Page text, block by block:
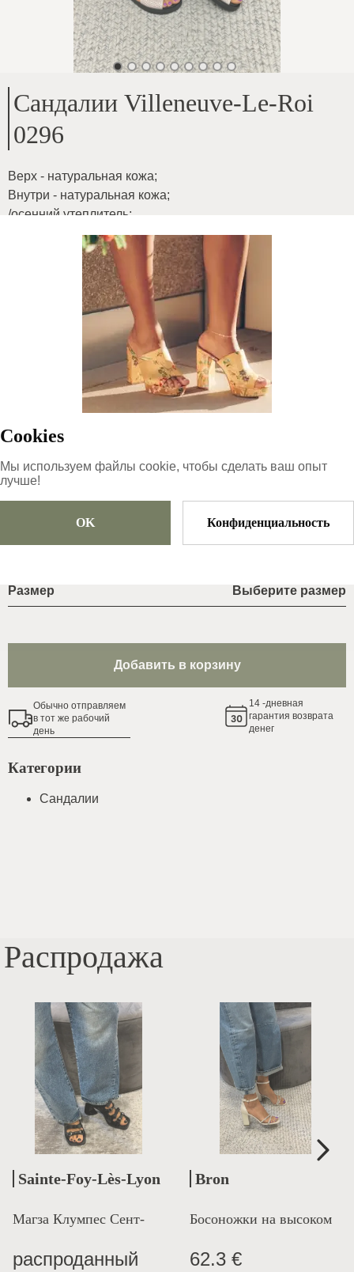
Cookies
Мы используем файлы cookie, чтобы сделать ваш опыт
лучше!
OK Конфиденциальность
Сандалии Villeneuve-Le-Roi
0296
Верх - натуральная кожа;
Внутри - натуральная кожа;
/осенний утеплитель;
Высота подошвы - 3,5 см;
На среднюю ширину стопы;
Внутренние размеры подошвы:
Копировать
62€|-30%
€
Размер Выберите размер
Добавить в корзину
Обычно oтправляем
в тот же рабочий
день
14 -дневная
гарантия возврата
денег
Категории
Сандалии
Распродажа
Sainte-Foy-Lès-Lyon
Магза Клумпес Сент-
распроданный
Bron
Босоножки на высоком
каблуке
62.3 €